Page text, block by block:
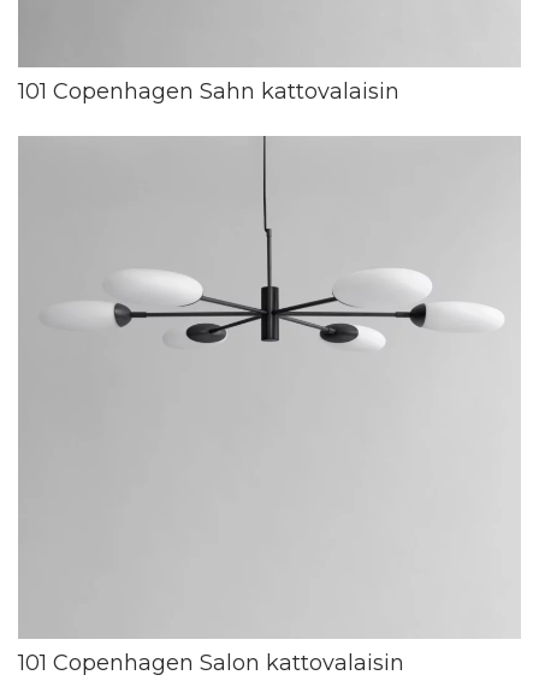
101 Copenhagen Sahn kattovalaisin
101 Copenhagen Salon kattovalaisin